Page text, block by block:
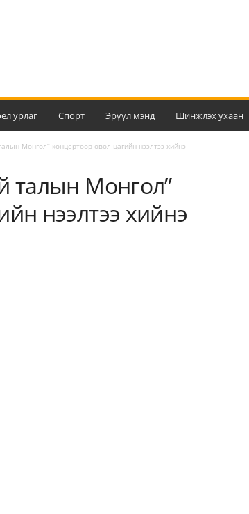
урлаг Спорт Эрүүл мэнд Шинжлэх ухаан
Монгол” концертоор өвөл цагийн нээлтээ хийнэ
талын Монгол”
нээлтээ хийнэ